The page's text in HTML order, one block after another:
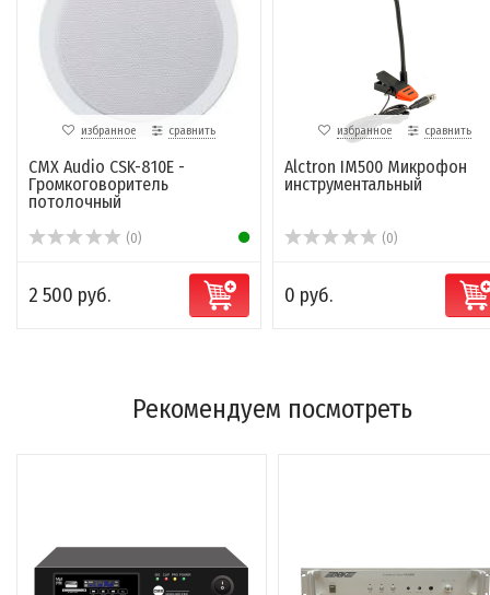
избранное сравнить
CMX Audio CSK-810E -
Громкоговоритель
потолочный
(0)
2 500 руб.
избранное сравнить
Alctron IM500 Микрофон
инструментальный
(0)
0 руб.
Рекомендуем посмотреть